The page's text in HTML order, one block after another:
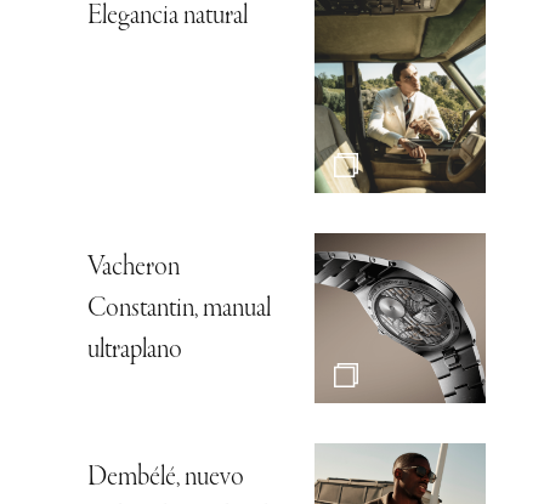
Elegancia natural
Vacheron
Constantin, manual
ultraplano
Dembélé, nuevo